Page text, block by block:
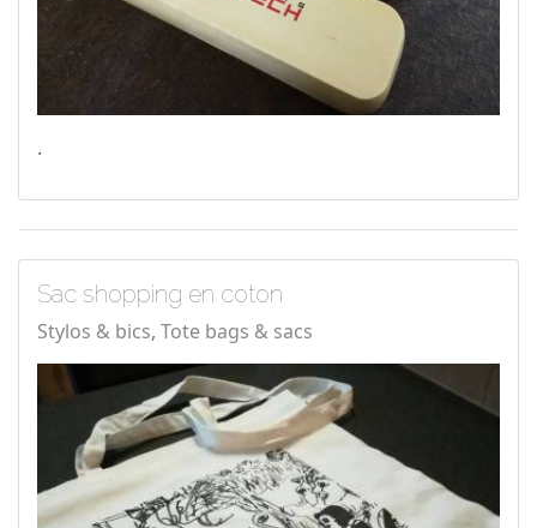
.
Sac shopping en coton
Stylos & bics Tote bags & sacs